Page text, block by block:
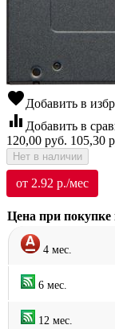
favoriteДобавить в
equalizer Добавить в
120,00 руб. 105,30
Нет в наличии
от 2.92 р./мес
Цена при покупке
4 мес.
6 мес.
12 мес.